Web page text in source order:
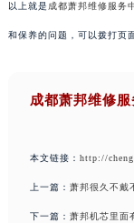
以上就是 成都萧邦维修服务
和保养的问题，可以拨打页
成都萧邦维修
本文链接： http://
上一篇： 萧邦很久不戴
下一篇： 萧邦机芯里面